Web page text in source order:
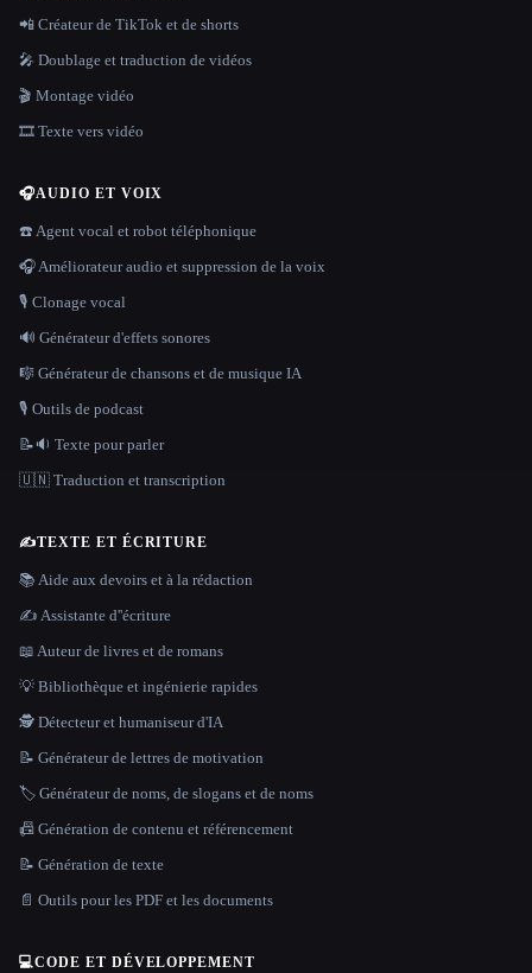
📲 Créateur de TikTok et de shorts
🎤 Doublage et traduction de vidéos
🎬 Montage vidéo
🎞️ Texte vers vidéo
🎧AUDIO ET VOIX
☎️ Agent vocal et robot téléphonique
🎧 Améliorateur audio et suppression de la voix
🎙️ Clonage vocal
🔊 Générateur d'effets sonores
🎼 Générateur de chansons et de musique IA
🎙️ Outils de podcast
📝🔉 Texte pour parler
🇺🇳 Traduction et transcription
✍️TEXTE ET ÉCRITURE
📚 Aide aux devoirs et à la rédaction
✍️ Assistante d''écriture
📖 Auteur de livres et de romans
💡 Bibliothèque et ingénierie rapides
🕵️ Détecteur et humaniseur d'IA
📝 Générateur de lettres de motivation
🏷️ Générateur de noms, de slogans et de noms
📠 Génération de contenu et référencement
📝 Génération de texte
📄 Outils pour les PDF et les documents
💻CODE ET DÉVELOPPEMENT